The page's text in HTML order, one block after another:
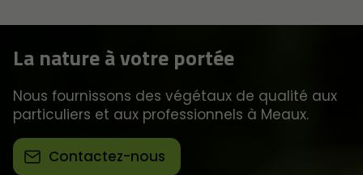
La nature à votre portée
Nous fournissons des végétaux de qualité aux
particuliers et aux professionnels à Meaux.
Contactez-nous